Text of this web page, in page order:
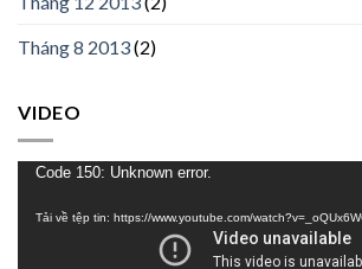
Tháng 8 2013(2)
VIDEO
Trình
Code 150: Unknown error.
Tải về tệp tin: https://www.youtube.com/